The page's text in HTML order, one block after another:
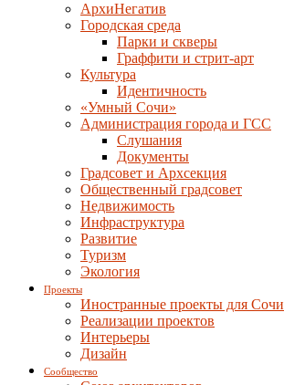
АрхиНегатив
Городская среда
Парки и скверы
Граффити и стрит-арт
Культура
Идентичность
«Умный Сочи»
Администрация города и ГСС
Слушания
Документы
Градсовет и Архсекция
Общественный градсовет
Недвижимость
Инфраструктура
Развитие
Туризм
Экология
Проекты
Иностранные проекты для Сочи
Реализации проектов
Интерьеры
Дизайн
Сообщество